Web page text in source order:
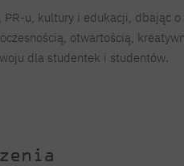
PR-u, kultury i edukacji, dbając
otwartością,
dla studentek i studentów.